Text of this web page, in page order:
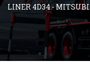
LINER 4D34 -